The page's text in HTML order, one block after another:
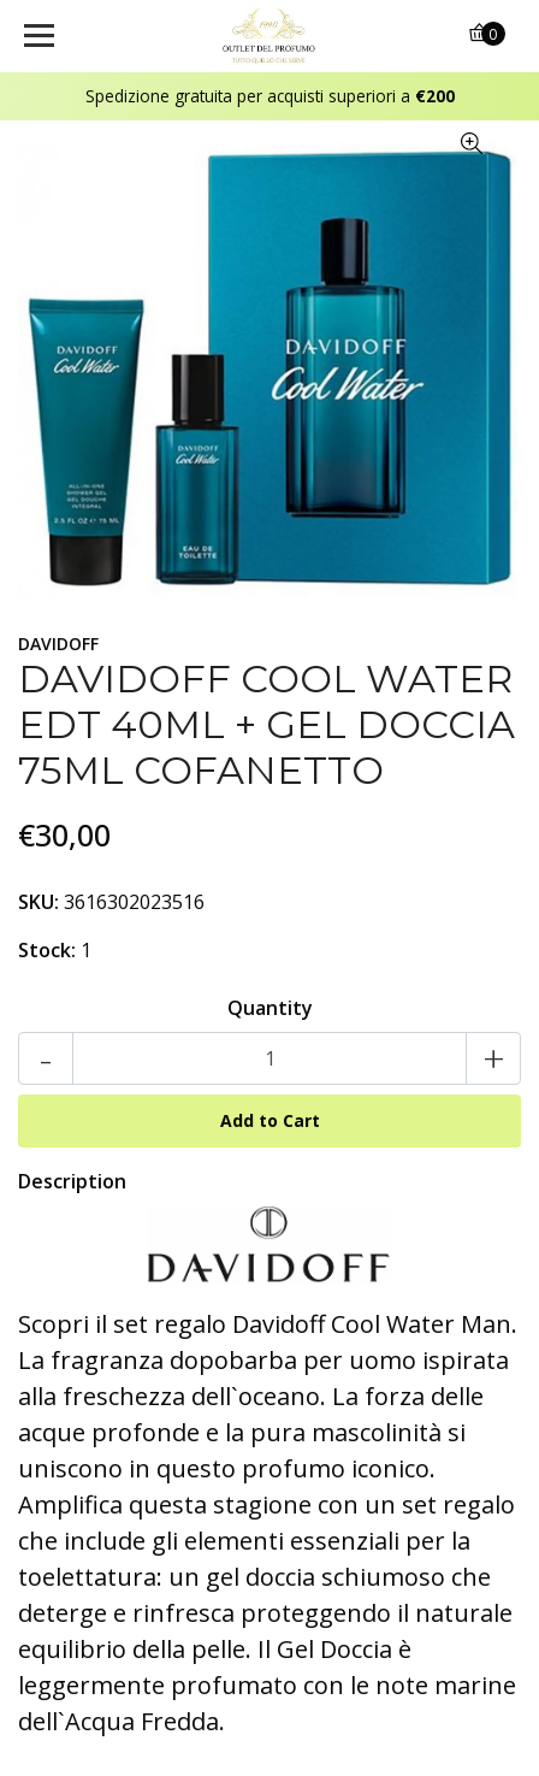
Spedizione gratuita per acquisti superiori a €200
0
DAVIDOFF
DAVIDOFF COOL WATER
EDT 40ML + GEL DOCCIA
75ML COFANETTO
€30,00
SKU: 3616302023516
Stock: 1
Quantity
- +
Description
Scopri il set regalo Davidoff Cool Water Man.
La fragranza dopobarba per uomo ispirata
alla freschezza dell`oceano. La forza delle
acque profonde e la pura mascolinità si
uniscono in questo profumo iconico.
Amplifica questa stagione con un set regalo
che include gli elementi essenziali per la
toelettatura: un gel doccia schiumoso che
deterge e rinfresca proteggendo il naturale
equilibrio della pelle. Il Gel Doccia è
leggermente profumato con le note marine
dell`Acqua Fredda.